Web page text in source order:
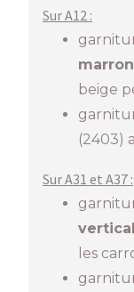
Sur A12 :
marron
beige
(2403)
Sur A31 et A37 :
les